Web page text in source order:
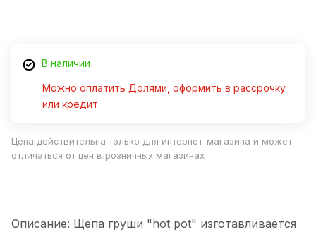
В наличии
Можно оплатить Долями, оформить в рассрочку
или кредит
Цена действительна только для интернет-магазина и может
отличаться от цен в розничных магазинах
Описание: Щепа груши "hot pot" изготавливается